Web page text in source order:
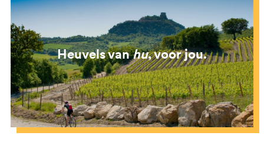
Heuvels vanhu, voor jou.